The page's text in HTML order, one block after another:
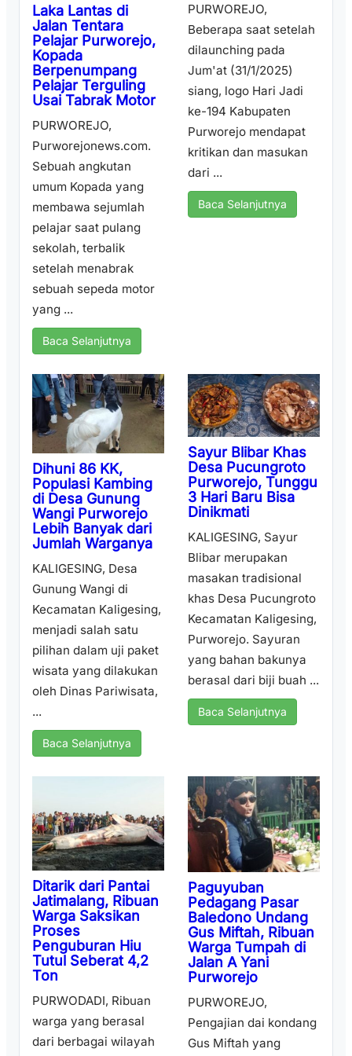
Laka Lantas di
Jalan Tentara
Pelajar Purworejo,
Kopada
Berpenumpang
Pelajar Terguling
Usai Tabrak Motor
PURWOREJO,
Purworejonews.com.
Sebuah angkutan
umum Kopada yang
membawa sejumlah
pelajar saat pulang
sekolah, terbalik
setelah menabrak
sebuah sepeda motor
yang ...
Baca Selanjutnya
PURWOREJO,
Beberapa saat setelah
dilaunching pada
Jum'at (31/1/2025)
siang, logo Hari Jadi
ke-194 Kabupaten
Purworejo mendapat
kritikan dan masukan
dari ...
Baca Selanjutnya
Dihuni 86 KK,
Populasi Kambing
di Desa Gunung
Wangi Purworejo
Lebih Banyak dari
Jumlah Warganya
KALIGESING, Desa
Gunung Wangi di
Kecamatan Kaligesing,
menjadi salah satu
pilihan dalam uji paket
wisata yang dilakukan
oleh Dinas Pariwisata,
...
Baca Selanjutnya
Sayur Blibar Khas
Desa Pucungroto
Purworejo, Tunggu
3 Hari Baru Bisa
Dinikmati
KALIGESING, Sayur
Blibar merupakan
masakan tradisional
khas Desa Pucungroto
Kecamatan Kaligesing,
Purworejo. Sayuran
yang bahan bakunya
berasal dari biji buah ...
Baca Selanjutnya
Ditarik dari Pantai
Jatimalang, Ribuan
Warga Saksikan
Proses
Penguburan Hiu
Tutul Seberat 4,2
Ton
PURWODADI, Ribuan
warga yang berasal
dari berbagai wilayah
Paguyuban
Pedagang Pasar
Baledono Undang
Gus Miftah, Ribuan
Warga Tumpah di
Jalan A Yani
Purworejo
PURWOREJO,
Pengajian dai kondang
Gus Miftah yang